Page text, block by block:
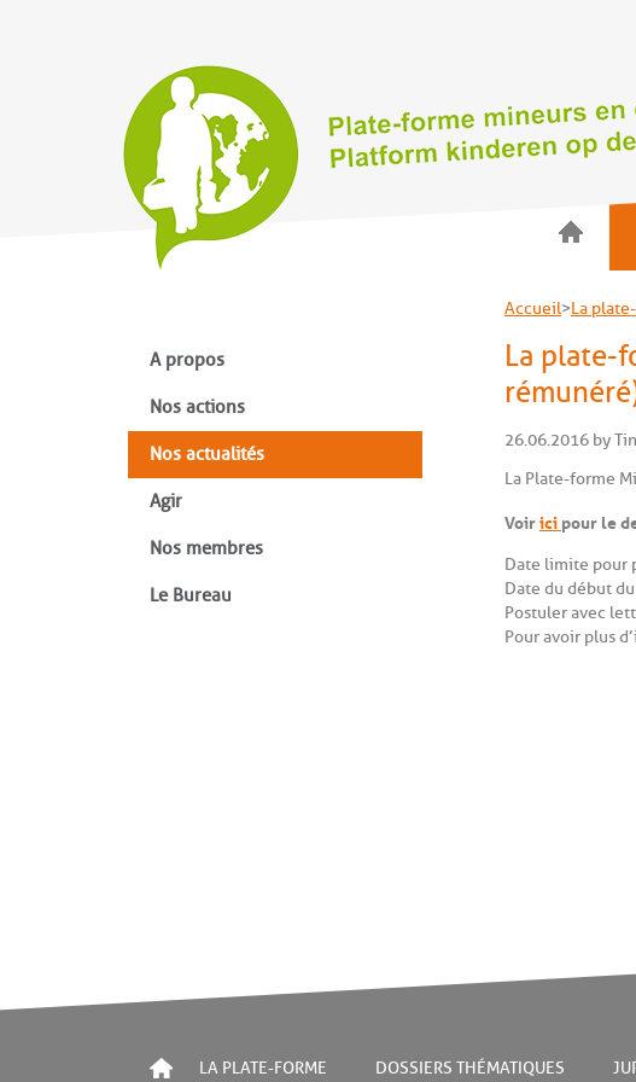
A propos
Nos actions
Nos actualités
Agir
Nos membres
Le Bureau
Accueil>La
La plate-
26.06.2016 by
La Plate-forme
Voiricipour le
Date limite pour
Date du début
Postuler avec
Pour avoir plus
LA PLATE-FORME DOSSIERS THÉMATIQUES